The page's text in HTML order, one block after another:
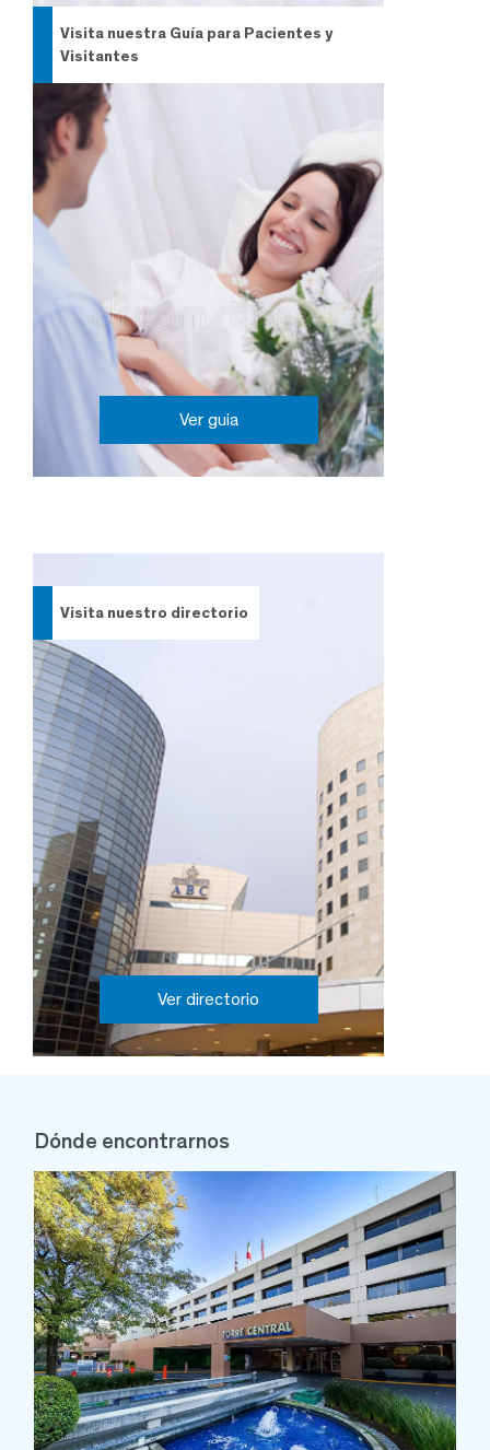
Visita nuestra Guía para Pacientes y
Visitantes
Ver guia
Visita nuestro directorio
Ver directorio
Dónde encontrarnos